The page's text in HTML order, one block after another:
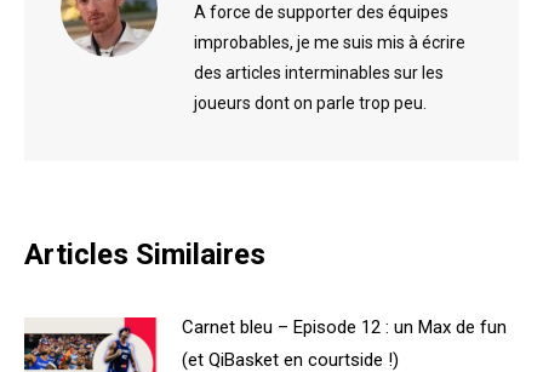
A force de supporter des équipes
improbables, je me suis mis à écrire
des articles interminables sur les
joueurs dont on parle trop peu.
Articles Similaires
Carnet bleu – Episode 12 : un Max de fun
(et QiBasket en courtside !)